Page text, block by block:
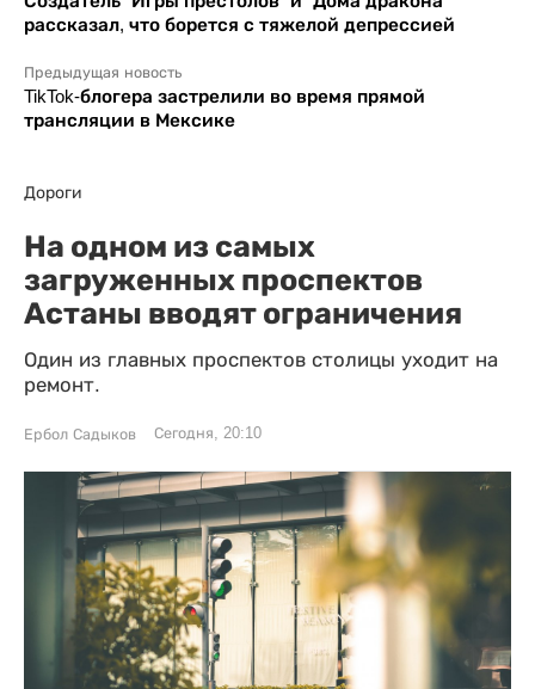
рассказал, что борется с тяжелой депрессией
Предыдущая новость
TikTok-блогера застрелили во время прямой
трансляции в Мексике
Дороги
На одном из самых
загруженных проспектов
Астаны вводят ограничения
Один из главных проспектов столицы уходит на
ремонт.
Ербол Садыков Сегодня, 20:10